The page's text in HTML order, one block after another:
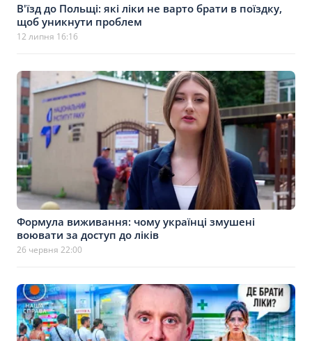
В'їзд до Польщі: які ліки не варто брати в поїздку,
щоб уникнути проблем
12 липня 16:16
Формула виживання: чому українці змушені
воювати за доступ до ліків
26 червня 22:00